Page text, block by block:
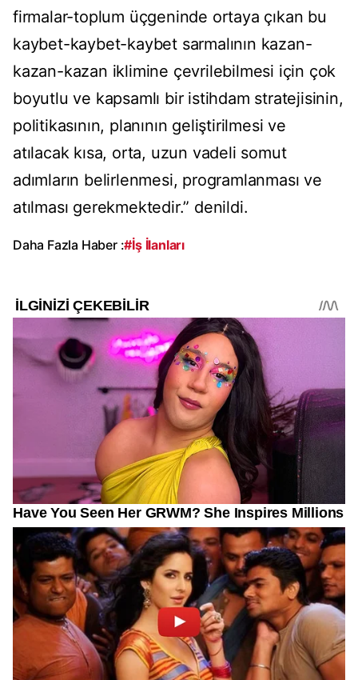
firmalar-toplum üçgeninde ortaya çıkan bu
kaybet-kaybet-kaybet sarmalının kazan-
kazan-kazan iklimine çevrilebilmesi için çok
boyutlu ve kapsamlı bir istihdam stratejisinin,
politikasının, planının geliştirilmesi ve
atılacak kısa, orta, uzun vadeli somut
adımların belirlenmesi, programlanması ve
atılması gerekmektedir.” denildi.
Daha Fazla Haber :#İş İlanları